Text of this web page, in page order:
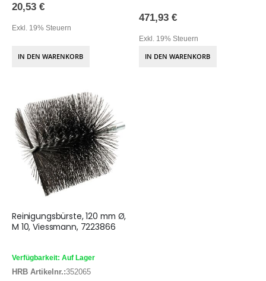
20,53 €
Exkl. 19% Steuern
IN DEN WARENKORB
471,93 €
Exkl. 19% Steuern
IN DEN WARENKORB
Reinigungsbürste, 120 mm Ø,
M 10, Viessmann, 7223866
Verfügbarkeit: Auf Lager
HRB Artikelnr.:352065